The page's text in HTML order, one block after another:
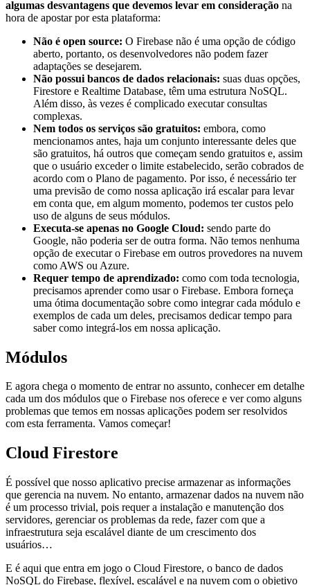
algumas desvantagens que devemos levar em consideração na
hora de apostar por esta plataforma:
Não é open source: O Firebase não é uma opção de código
aberto, portanto, os desenvolvedores não podem fazer
adaptações se desejarem.
Não possui bancos de dados relacionais: suas duas opções,
Firestore e Realtime Database, têm uma estrutura NoSQL.
Além disso, às vezes é complicado executar consultas
complexas.
Nem todos os serviços são gratuitos: embora, como
mencionamos antes, haja um conjunto interessante deles que
são gratuitos, há outros que começam sendo gratuitos e, assim
que o usuário exceder o limite estabelecido, serão cobrados de
acordo com o Plano de pagamento. Por isso, é necessário ter
uma previsão de como nossa aplicação irá escalar para levar
em conta que, em algum momento, podemos ter custos pelo
uso de alguns de seus módulos.
Executa-se apenas no Google Cloud: sendo parte do
Google, não poderia ser de outra forma. Não temos nenhuma
opção de executar o Firebase em outros provedores na nuvem
como AWS ou Azure.
Requer tempo de aprendizado: como com toda tecnologia,
precisamos aprender como usar o Firebase. Embora forneça
uma ótima documentação sobre como integrar cada módulo e
exemplos de cada um deles, precisamos dedicar tempo para
saber como integrá-los em nossa aplicação.
Módulos
E agora chega o momento de entrar no assunto, conhecer em detalhe
cada um dos módulos que o Firebase nos oferece e ver como alguns
problemas que temos em nossas aplicações podem ser resolvidos
com esta ferramenta. Vamos começar!
Cloud Firestore
É possível que nosso aplicativo precise armazenar as informações
que gerencia na nuvem. No entanto, armazenar dados na nuvem não
é um processo trivial, pois requer a instalação e manutenção dos
servidores, gerenciar os problemas da rede, fazer com que a
infraestrutura seja escalável diante de um crescimento dos
usuários…
E é aqui que entra em jogo o Cloud Firestore, o banco de dados
NoSQL do Firebase, flexível, escalável e na nuvem com o objetivo